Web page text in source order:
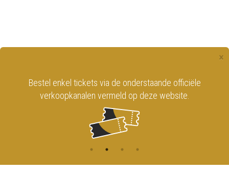
×
Bestel enkel tickets via de onderstaande officiële
verkoopkanalen vermeld op deze website.